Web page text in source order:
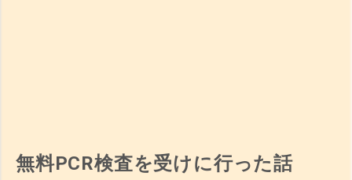
無料PCR検査を受けに行った話